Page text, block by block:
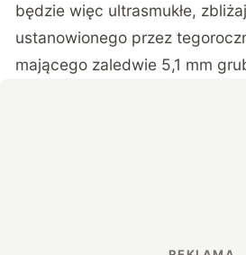
będzie więc ultrasmukłe,
ustanowionego przez
mającego zaledwie 5,1 mm